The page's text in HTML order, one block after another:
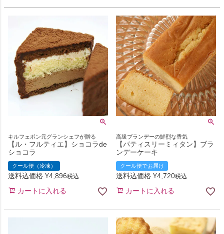
キルフェボン元グランシェフが贈る
【ル・フルティエ】ショコラde
ショコラ
クール便（冷凍）
送料込価格 ¥4,896税込
カートに入れる
高級ブランデーの鮮烈な香気
【パティスリーミィタン】ブラ
ンデーケーキ
クール便でお届け
送料込価格 ¥4,720税込
カートに入れる